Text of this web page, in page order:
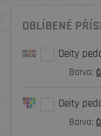
OBLÍBENÉ
Deity
Barva:
Deity
Barva: